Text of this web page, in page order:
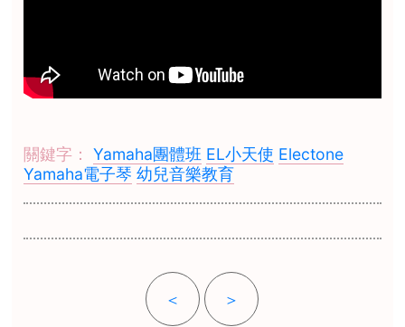
關鍵字：Yamaha團體班 EL小天使 Electone
Yamaha電子琴 幼兒音樂教育
＜ ＞